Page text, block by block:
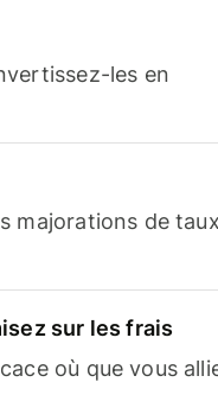
les en
majorations de
sur les frais
où que vous